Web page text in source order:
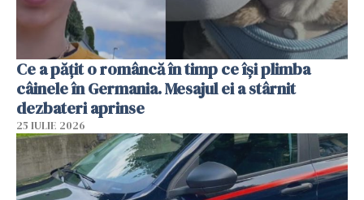
Ce a pățit o româncă în timp ce își plimba
câinele în Germania. Mesajul ei a stârnit
dezbateri aprinse
25 IULIE 2026